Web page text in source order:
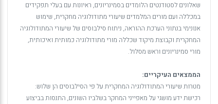
שאלונים לסטודנטים הלומדים בסמינריונים, ראיונות עם בעלי תפקידים
במכללה ועם מורים המלמדים שיעורי מתודולוגיה מחקרית, שימוש
אנונימי בנתוני הערכת ההוראה, ניתוח סילבוסים של שיעורי המתודולוגיה
המחקרית וקבוצת מיקוד שכללה מורי מתודולוגיה כמותית ואיכותית,
מורי סמינריונים וראש מסלול.
הממצאים העיקריים:
מטרות שיעורי המתודולוגיה המחקרית על פי הסילבוסים הן שלוש:
רכישת ידע מושגי על מאפייני המחקר בשלביו השונים, התנסות בביצוע